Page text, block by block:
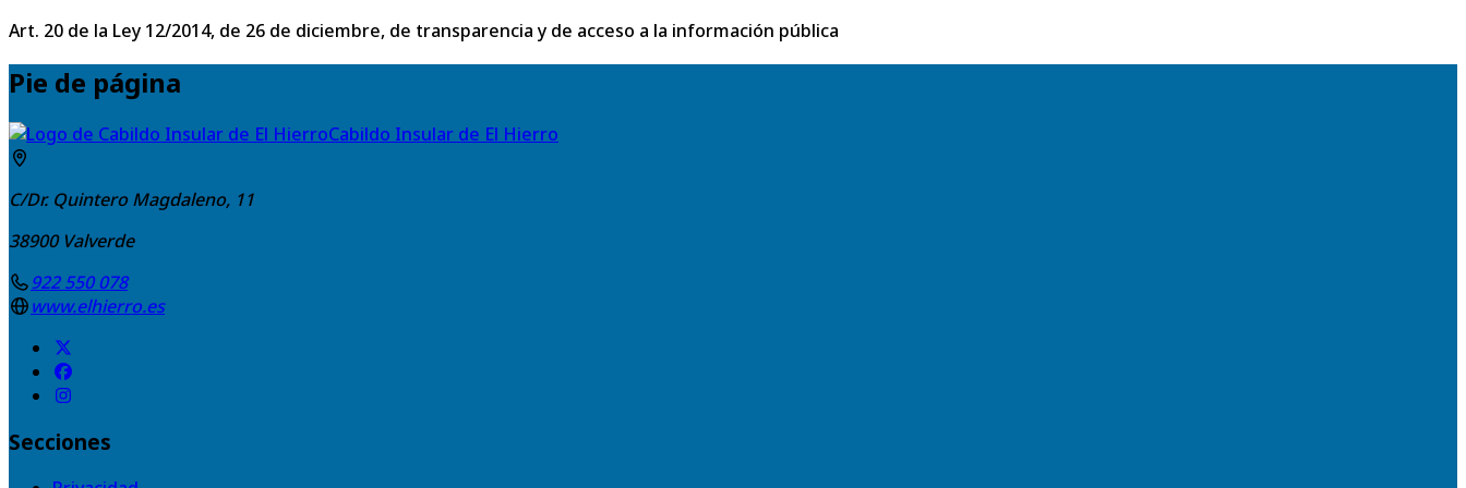
Art. 20 de la Ley 12/2014, de 26 de diciembre, de transparencia y de acceso a la información pública
Pie de página
Cabildo Insular de El Hierro
C/Dr. Quintero Magdaleno, 11
38900 Valverde
922 550 078
www.elhierro.es
Secciones